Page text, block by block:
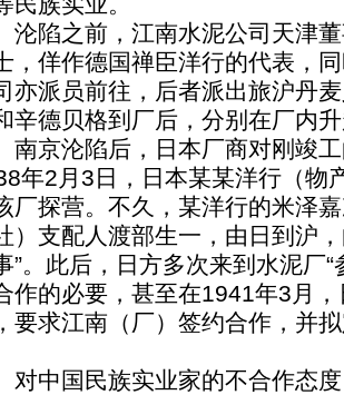
陷之前，江南水泥公司天津董
，佯作德国禅臣洋行的代表，
亦派员前往，后者派出旅沪丹
辛德贝格到厂后，分别在厂内
京沦陷后，日本厂商对刚竣工
年2月3日，日本某某洋行（物
厂探营。不久，某洋行的米泽
）支配人渡部生一，由日到沪
”。此后，日方多次来到水泥厂
作的必要，甚至在1941年3月
要求江南（厂）签约合作，并
中国民族实业家的不合作态度